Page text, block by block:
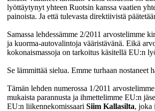
lyöttäytynyt yhteen Ruotsin kanssa vaatien
painoista. Ja että tulevasta direktiivistä
Samassa lehdessämme 2/2011 arvostelimme
ja kuorma-autovalintoja vääristävänä. Eikä
kokonaismassoja on tarkoitus käsitellä EU:n
Se lämmittää sielua. Emme turhaan
Tämän lehden numerossa 1/2011
mukaista parannusta ja ihmettelimme EU:n
EU:n liikennekomissaari Siim Kallasilta, joka